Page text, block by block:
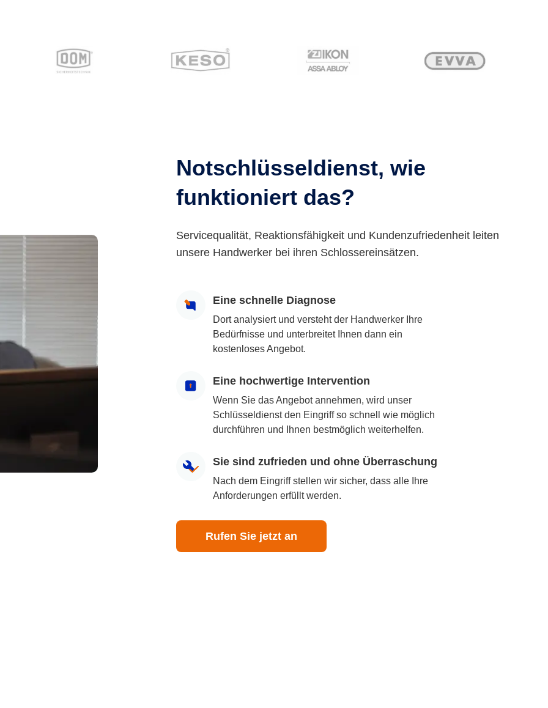
Notschlüsseldienst, wie
funktioniert das?
Servicequalität, Reaktionsfähigkeit und Kundenzufriedenheit leiten
unsere Handwerker bei ihren Schlossereinsätzen.
Eine schnelle Diagnose
Dort analysiert und versteht der Handwerker Ihre
Bedürfnisse und unterbreitet Ihnen dann ein
kostenloses Angebot.
Eine hochwertige Intervention
Wenn Sie das Angebot annehmen, wird unser
Schlüsseldienst den Eingriff so schnell wie möglich
durchführen und Ihnen bestmöglich weiterhelfen.
Sie sind zufrieden und ohne Überraschung
Nach dem Eingriff stellen wir sicher, dass alle Ihre
Anforderungen erfüllt werden.
Rufen Sie jetzt an